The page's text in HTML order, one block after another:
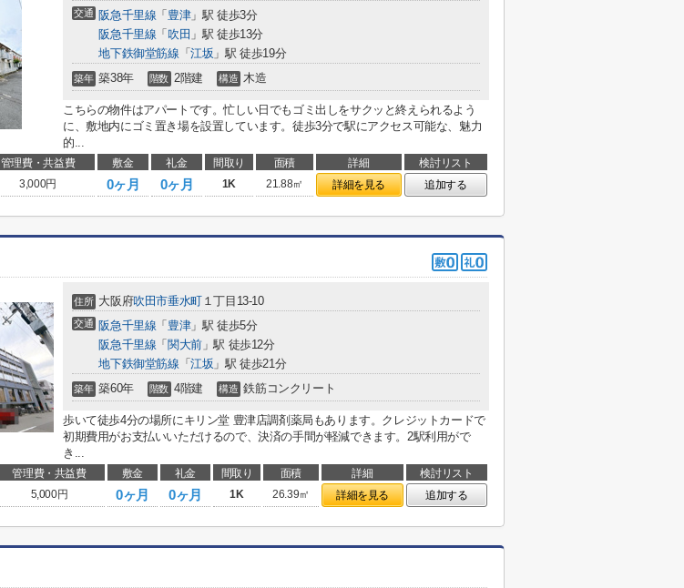
交通 阪急千里線 「 豊津」駅 徒歩3分
阪急千里線 「 吹田 」駅 徒歩13分
地下鉄御堂筋線 「江坂 」駅 徒歩19分
築年 築38年 階数 2階建 構造 木造
こちらの物件はアパートです。忙しい日でもゴミ出しをサクッと終えられるよう
に、敷地内にゴミ置き場を設置しています。徒歩3分で駅にアクセス可能な、魅力
的...
管理費・共益費 敷金 礼金 間取り 面積 詳細
検討リスト
3,000円 0ヶ月 0ヶ月 1K 21.88㎡ 詳細を見る 追加する
住所 大阪府吹田市垂水町１丁目13-10
交通 阪急千里線 「 豊津」駅 徒歩5分
阪急千里線 「 関大前」駅 徒歩12分
地下鉄御堂筋線 「江坂 」駅 徒歩21分
築年 築60年 階数 4階建 構造 鉄筋コンクリート
歩いて徒歩4分の場所にキリン堂 豊津店調剤薬局もあります。クレジットカードで
初期費用がお支払いいただけるので、決済の手間が軽減できます。2駅利用がで
き...
管理費・共益費 敷金 礼金 間取り 面積 詳細
検討リスト
5,000円 0ヶ月 0ヶ月 1K 26.39㎡ 詳細を見る 追加する